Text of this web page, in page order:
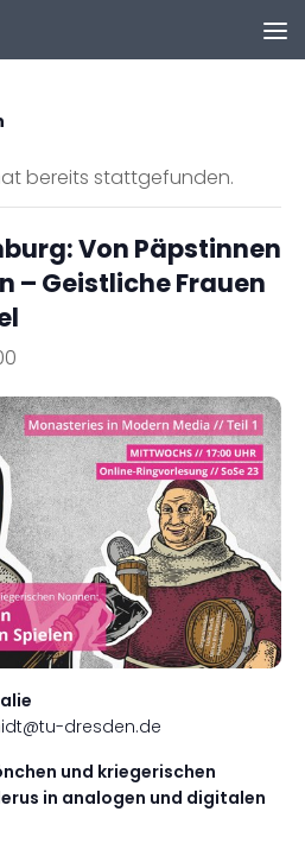
bereits stattgefunden.
Von Päpstinnen
– Geistliche Frauen
dresden.de
und kriegerischen
in analogen und digitalen